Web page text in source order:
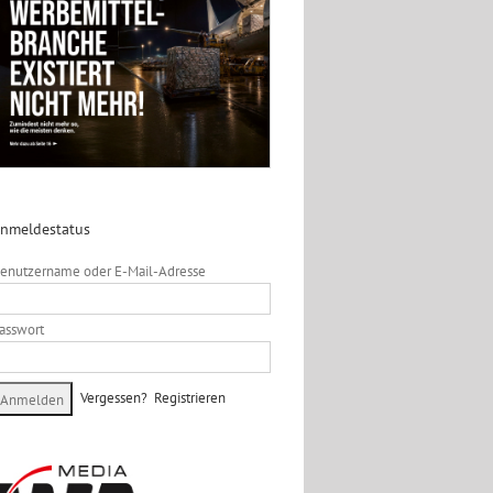
oder E-Mail-Adresse
Vergessen? Registrieren